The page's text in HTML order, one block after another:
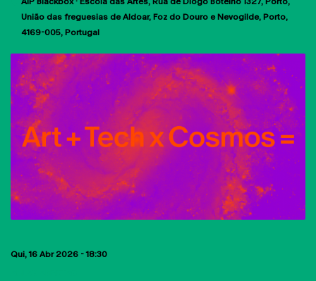
União das freguesias de Aldoar, Foz do Douro e Nevogilde, Porto
4169-005 Portugal
Qui, 16 Abr 2026 - 18:30